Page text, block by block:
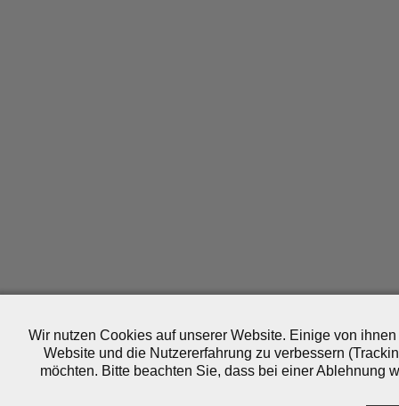
Wir nutzen Cookies auf unserer Website. Einige von
Website und die Nutzererfahrung zu verbessern
möchten. Bitte beachten Sie, dass bei einer Ablehnung